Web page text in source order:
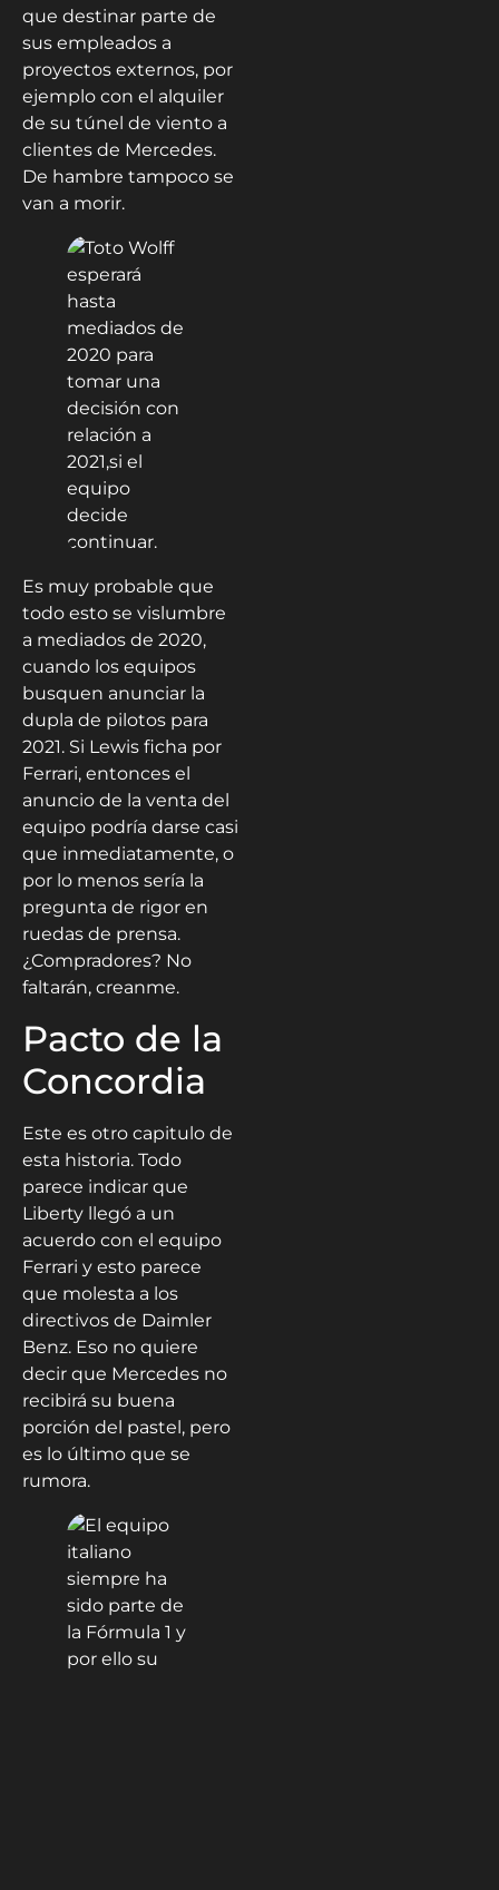
que destinar parte de
sus empleados a
proyectos externos, por
ejemplo con el alquiler
de su túnel de viento a
clientes de Mercedes.
De hambre tampoco se
van a morir.
Es muy probable que
todo esto se vislumbre
a mediados de 2020,
cuando los equipos
busquen anunciar la
dupla de pilotos para
2021. Si Lewis ficha por
Ferrari, entonces el
anuncio de la venta del
equipo podría darse casi
que inmediatamente, o
por lo menos sería la
pregunta de rigor en
ruedas de prensa.
¿Compradores? No
faltarán, creanme.
Pacto de la
Concordia
Este es otro capitulo de
esta historia. Todo
parece indicar que
Liberty llegó a un
acuerdo con el equipo
Ferrari y esto parece
que molesta a los
directivos de Daimler
Benz. Eso no quiere
decir que Mercedes no
recibirá su buena
porción del pastel, pero
es lo último que se
rumora.